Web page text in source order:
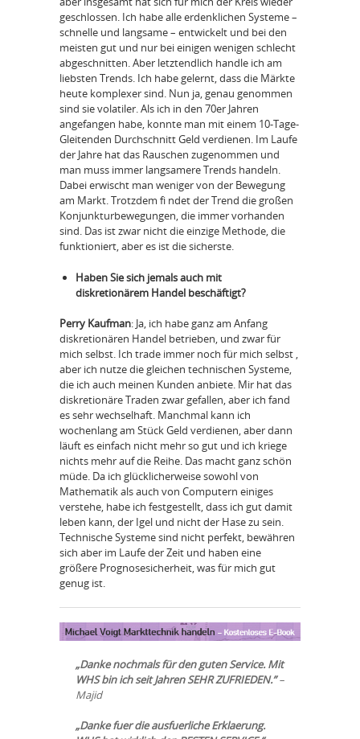
geschlossen. Ich habe alle erdenklichen Systeme –
schnelle und langsame – entwickelt und bei den
meisten gut und nur bei einigen wenigen schlecht
abgeschnitten. Aber letztendlich handle ich am
liebsten Trends. Ich habe gelernt, dass die Märkte
heute komplexer sind. Nun ja, genau genommen
sind sie volatiler. Als ich in den 70er Jahren
angefangen habe, konnte man mit einem 10-Tage-
Gleitenden Durchschnitt Geld verdienen. Im Laufe
der Jahre hat das Rauschen zugenommen und
man muss immer langsamere Trends handeln.
Dabei erwischt man weniger von der Bewegung
am Markt. Trotzdem fi ndet der Trend die großen
Konjunkturbewegungen, die immer vorhanden
sind. Das ist zwar nicht die einzige Methode, die
funktioniert, aber es ist die sicherste.
Haben Sie sich jemals auch mit
diskretionärem Handel beschäftigt?
Perry Kaufman: Ja, ich habe ganz am Anfang
diskretionären Handel betrieben, und zwar für
mich selbst. Ich trade immer noch für mich selbst ,
aber ich nutze die gleichen technischen Systeme,
die ich auch meinen Kunden anbiete. Mir hat das
diskretionäre Traden zwar gefallen, aber ich fand
es sehr wechselhaft. Manchmal kann ich
wochenlang am Stück Geld verdienen, aber dann
läuft es einfach nicht mehr so gut und ich kriege
nichts mehr auf die Reihe. Das macht ganz schön
müde. Da ich glücklicherweise sowohl von
Mathematik als auch von Computern einiges
verstehe, habe ich festgestellt, dass ich gut damit
leben kann, der Igel und nicht der Hase zu sein.
Technische Systeme sind nicht perfekt, bewähren
sich aber im Laufe der Zeit und haben eine
größere Prognosesicherheit, was für mich gut
genug ist.
„Danke nochmals für den guten Service. Mit
WHS bin ich seit Jahren SEHR ZUFRIEDEN.”–
Majid
„Danke fuer die ausfuerliche Erklaerung.